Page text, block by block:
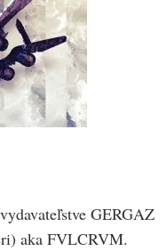
GERGAZ
aka FVLCRVM.